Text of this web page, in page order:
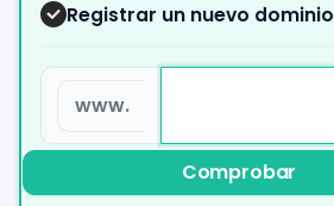
Registrar un nuevo dominio
www.
Comprobar